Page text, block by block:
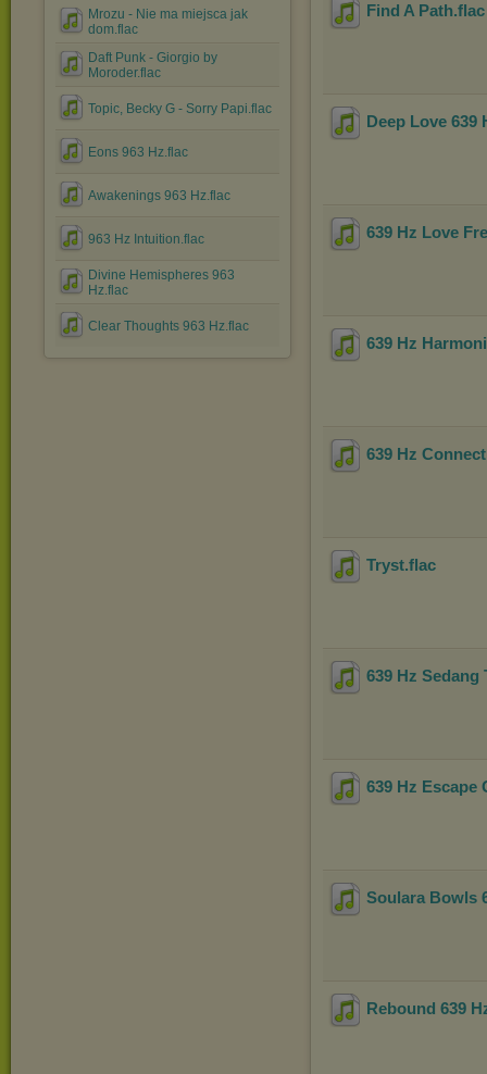
Mrozu - Nie ma miejsca jak
dom.flac
Daft Punk - Giorgio by
Moroder.flac
Topic, Becky G - Sorry Papi.flac
Eons 963 Hz.flac
Awakenings 963 Hz.flac
963 Hz Intuition.flac
Divine Hemispheres 963
Hz.flac
Clear Thoughts 963 Hz.flac
Find A Path
Deep Love 639
639 Hz Love
639 Hz
639 Hz
Tryst.flac
639 Hz Sedang
639 Hz Escape
Soulara Bowls
Rebound 639